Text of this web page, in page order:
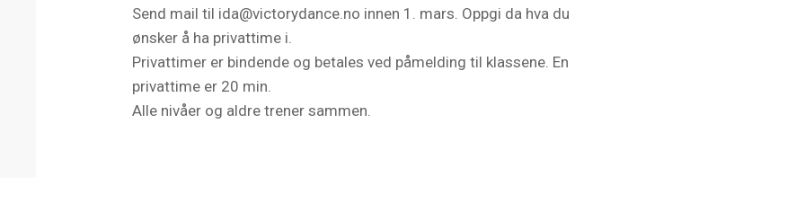
Send mail til ida@victorydance.no innen 1. mars. Oppgi da hva du
ønsker å ha privattime i.
Privattimer er bindende og betales ved påmelding til klassene. En
privattime er 20 min.
Alle nivåer og aldre trener sammen.